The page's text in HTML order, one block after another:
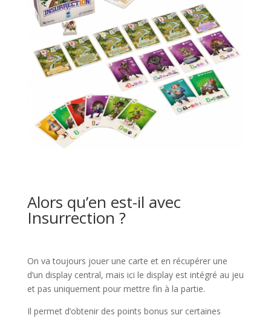
Alors qu’en est-il avec
Insurrection ?
On va toujours jouer une carte et en récupérer une
d’un display central, mais ici le display est intégré au jeu
et pas uniquement pour mettre fin à la partie.
Il permet d’obtenir des points bonus sur certaines